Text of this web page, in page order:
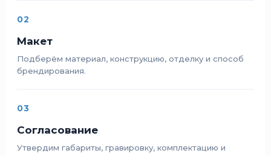
02
Макет
Подберём материал, конструкцию, отделку и способ
брендирования.
03
Согласование
Утвердим габариты, гравировку, комплектацию и